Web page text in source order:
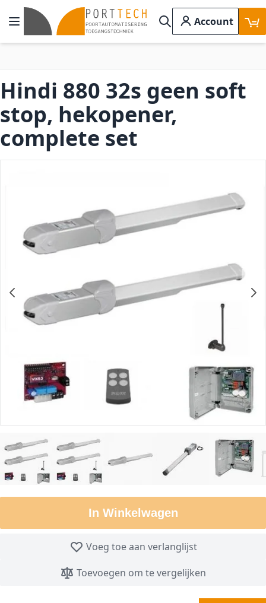
Ga naar de inhoud
Toggle Nav
Search
Account
In Winkelwagen
Voeg toe aan verlanglijst
Toevoegen om te vergelijken
Hindi 880 32s geen soft
stop, hekopener,
complete set